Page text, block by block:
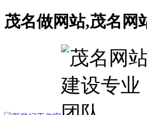
茂名做网站,茂名网